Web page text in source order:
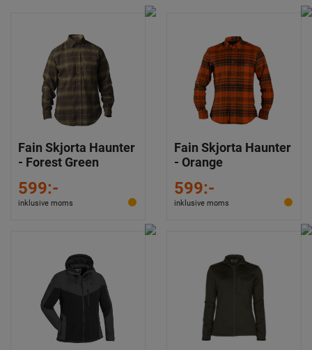
Fain Skjorta Haunter
- Forest Green
599:-
inklusive moms
Fain Skjorta Haunter
- Orange
599:-
inklusive moms